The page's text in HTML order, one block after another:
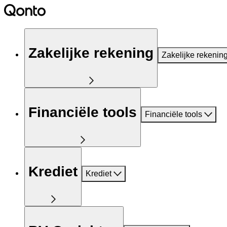
Zakelijke rekening Zakelijke
Financiële tools Financiële tools
Krediet Krediet